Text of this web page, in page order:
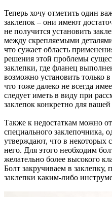
Теперь хочу отметить один
заклепок – они имеют
не получится установить
между скрепляемыми
что сужает область
решения этой проблемы
заклепки, где фланец
возможно установить только
что тоже далеко не всегда
следует иметь в виду при
заклепок конкретно для вашей
Также к недостаткам можно
специального заклепочника,
утверждают, что в некоторых
него. Для этого необходим
желательно более высокого
Болт закручиваем в заклепку,
заклепки каким-либо